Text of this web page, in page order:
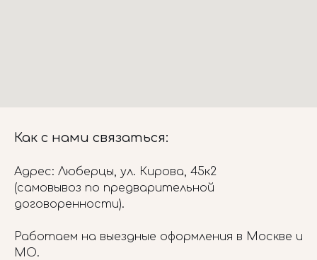
Как с нами связаться:
Адрес: Люберцы, ул. Кирова, 45к2
(самовывоз по предварительной
договоренности).
Работаем на выездные оформления в Москве и
МО.